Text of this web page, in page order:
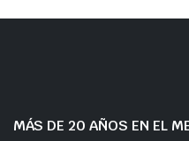
MÁS DE 20 AÑOS EN EL